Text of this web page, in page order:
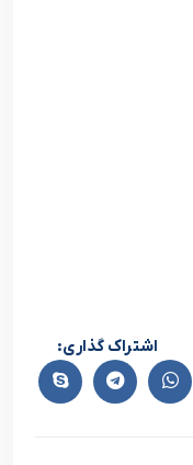
اشتراک گذاری: